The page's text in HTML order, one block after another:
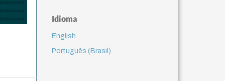
Idioma
English
Português (Brasil)